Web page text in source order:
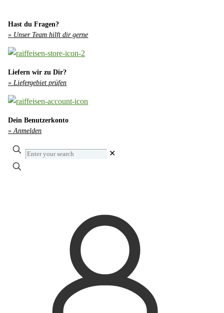
Hast du Fragen?
» Unser Team hilft dir gerne
Liefern wir zu Dir?
» Liefergebiet prüfen
Dein Benutzerkonto
» Anmelden
Enter
your
✕